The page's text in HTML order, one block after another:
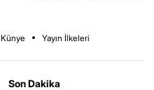
Künye Yayın İlkeleri
Son Dakika